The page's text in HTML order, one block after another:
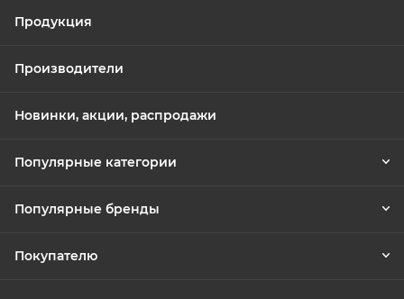
Продукция
Производители
Новинки, акции, распродажи
Популярные категории
Популярные бренды
Покупателю